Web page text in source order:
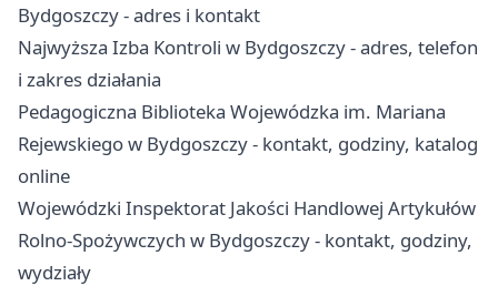
Bydgoszczy - adres i kontakt
Najwyższa Izba Kontroli w Bydgoszczy - adres, telefon
i zakres działania
Pedagogiczna Biblioteka Wojewódzka im. Mariana
Rejewskiego w Bydgoszczy - kontakt, godziny, katalog
online
Wojewódzki Inspektorat Jakości Handlowej Artykułów
Rolno-Spożywczych w Bydgoszczy - kontakt, godziny,
wydziały